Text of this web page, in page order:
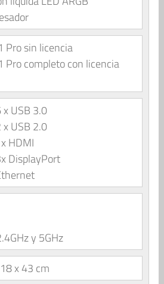
Pro sin licencia
Pro completo con licencia
x USB 3.0
x USB 2.0
HDMI
DisplayPort
y 5GHz
x 43 cm